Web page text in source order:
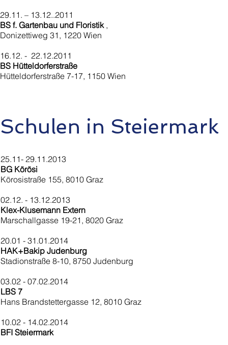
29.11. – 13.12..2011
BS f. Gartenbau und Floristik,
Donizettiweg 31, 1220 Wien
16.12. - 22.12.2011
BS Hütteldorferstraße
Hütteldorferstraße 7-17, 1150 Wien
Schulen in Steiermark
25.11- 29.11.2013
BG Körösi
Körosistraße 155, 8010 Graz
02.12. - 13.12.2013
Klex-Klusemann Extern
Marschallgasse 19-21, 8020 Graz
20.01 - 31.01.2014
HAK+Bakip Judenburg
Stadionstraße 8-10, 8750 Judenburg
03.02 - 07.02.2014
LBS 7
Hans Brandstettergasse 12, 8010 Graz
10.02 - 14.02.2014
BFI Steiermark